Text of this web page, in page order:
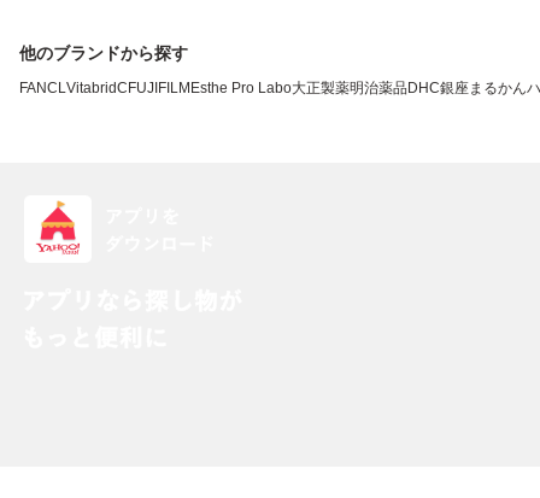
他のブランドから探す
FANCLVitabridC FUJIFILM Esthe Pro Labo大正製薬明治薬品DHC銀座まるかん